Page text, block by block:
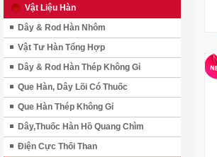
Vật Liệu Hàn
Dây & Rod Hàn Nhôm
Vật Tư Hàn Tổng Hợp
Dây & Rod Hàn Thép Không Gỉ
Que Hàn, Dây Lõi Có Thuốc
Que Hàn Thép Không Gỉ
Dây,Thuốc Hàn Hồ Quang Chìm
Điện Cực Thối Than